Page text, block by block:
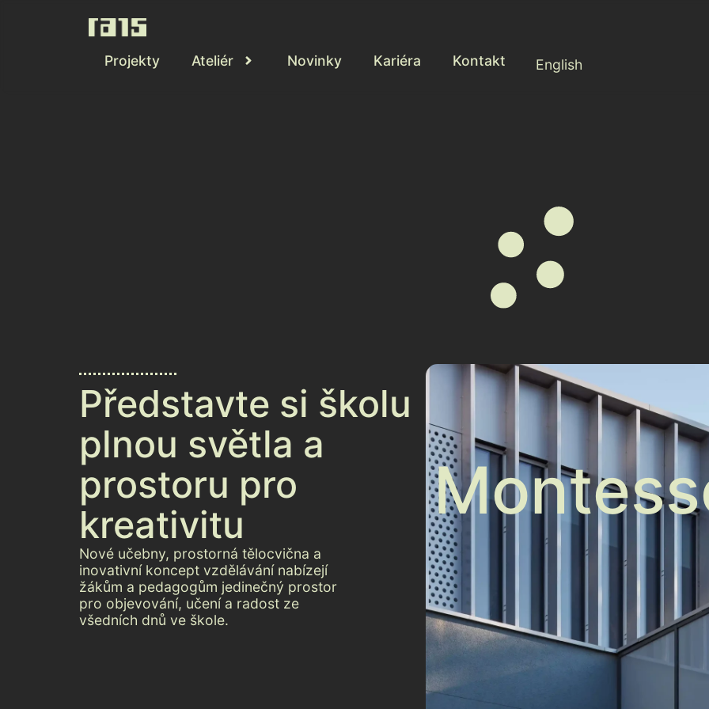
Projekty Ateliér Novinky Kariéra Kontakt English
Představte si školu
plnou světla a
prostoru pro
kreativitu
Nové učebny, prostorná tělocvična a
inovativní koncept vzdělávání nabízejí
žákům a pedagogům jedinečný prostor
pro objevování, učení a radost ze
všedních dnů ve škole.